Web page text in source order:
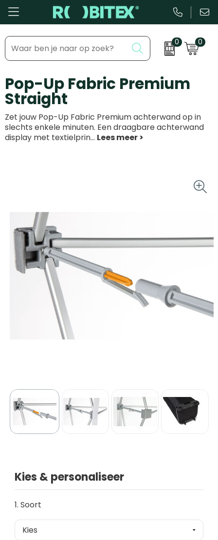
0 0
Bestsellers
Beurs & Event
Kantoor & Schrijfwaren
Eten & Drinkware
Kleding & accessoires
Sport
Outdoor & Vrije tijd
Technologie & gadgets
Home & Living
Inhaakmomenten
Feestdagen
Zakelijke evenementen
Dag van de ...
Pop-Up Fabric Premium
Straight
Zet jouw Pop-Up Fabric Premium achterwand op in
slechts enkele minuten. Een draagbare achterwand
display met textielprin...
Kies & personaliseer
1. Soort